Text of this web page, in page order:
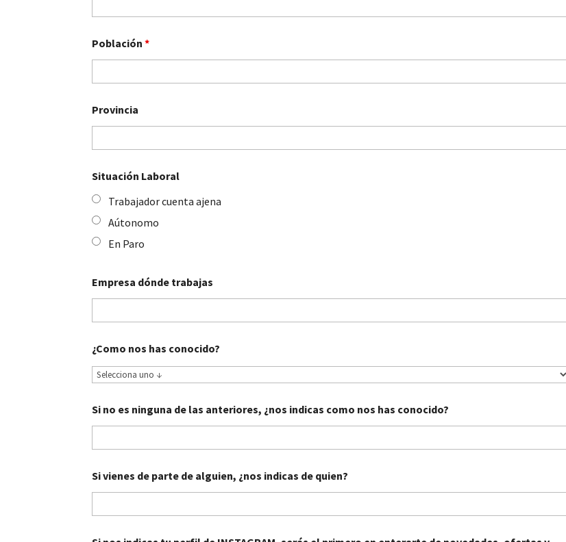
Población*
Provincia
Situación Laboral
Trabajador cuenta ajena
Aútonomo
En Paro
Empresa dónde trabajas
¿Como nos has conocido?
Si no es ninguna de las anteriores, ¿nos indicas como nos has conocido?
Si vienes de parte de alguien, ¿nos indicas de quien?